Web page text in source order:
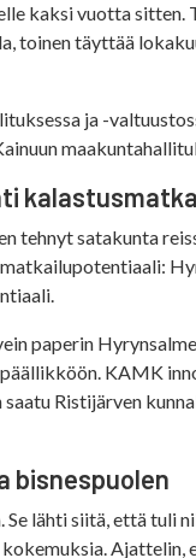
kaksi vuotta sitten.
toinen täyttää
ja -
tehnyt satakunta
paperin
KAMK
Ristijärven
bisnespuolen
lähti siitä, että tuli
Ajattelin,